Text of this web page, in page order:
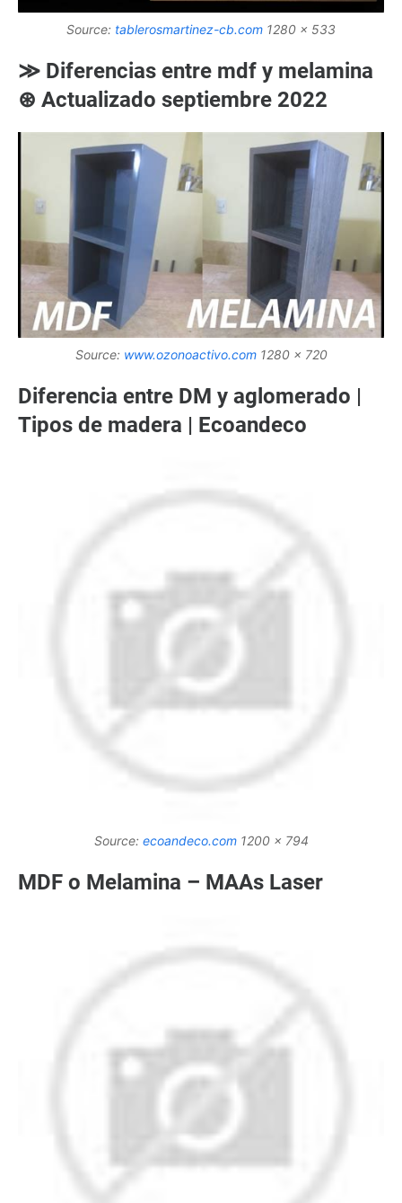
Source: tablerosmartinez-cb.com 1280 x 533
≫ Diferencias entre mdf y melamina
⊛ Actualizado septiembre 2022
Source: www.ozonoactivo.com1280 x 720
Diferencia entre DM y aglomerado |
Tipos de madera | Ecoandeco
Source: ecoandeco.com1200 x 794
MDF o Melamina – MAAs Laser